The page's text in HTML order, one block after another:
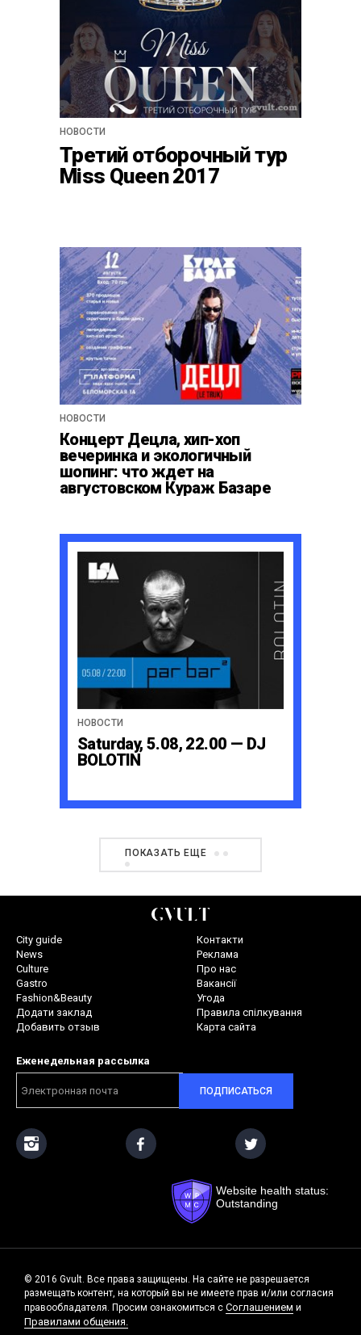
НОВОСТИ
Третий отборочный тур
Miss Queen 2017
НОВОСТИ
Концерт Децла, хип-хоп
вечеринка и экологичный
шопинг: что ждет на
августовском Кураж Базаре
НОВОСТИ
Saturday, 5.08, 22.00 — DJ
BOLOTIN
ПОКАЗАТЬ ЕЩЕ
City guide
News
Culture
Gastro
Fashion&Beauty
Додати заклад
Добавить отзыв
Контакти
Реклама
Про нас
Вакансії
Угода
Правила спілкування
Карта сайта
Еженедельная рассылка
ПОДПИСАТЬСЯ
Website health status:
Outstanding
© 2016 Gvult. Все права защищены. На сайте не разрешается
размещать контент, на который вы не имеете прав и/или согласия
правообладателя. Просим ознакомиться с Соглашением и
Правилами общения.